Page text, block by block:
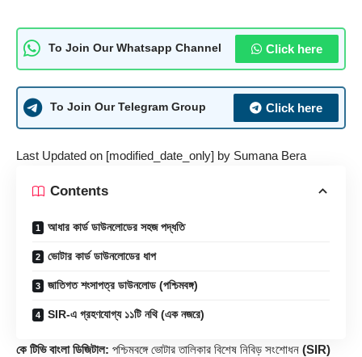
To Join Our Whatsapp Channel Click here
To Join Our Telegram Group Click here
Last Updated on [modified_date_only] by Sumana Bera
Contents
আধার কার্ড ডাউনলোডের সহজ পদ্ধতি
ভোটার কার্ড ডাউনলোডের ধাপ
জাতিগত শংসাপত্র ডাউনলোড (পশ্চিমবঙ্গ)
SIR-এ গ্রহণযোগ্য ১১টি নথি (এক নজরে)
কে টিভি বাংলা ডিজিটাল: পশ্চিমবঙ্গে ভোটার তালিকার বিশেষ নিবিড় সংশোধন (SIR)